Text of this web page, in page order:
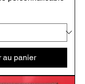
au panier